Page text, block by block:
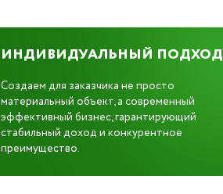
ИНДИВИДУАЛЬНЫЙ ПОДХОД
Создаем для заказчика не просто
материальный объект, а современный
эффективный бизнес, гарантирующий
стабильный доход и конкурентное
преимущество.